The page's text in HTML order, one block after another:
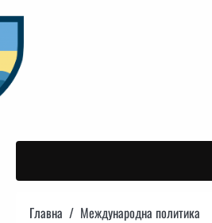
to
content
Главна Международна политика